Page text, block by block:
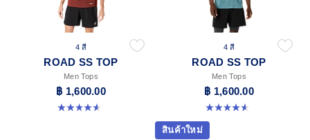
4 สี
ROAD SS TOP
Men Tops
฿ 1,600.00
4.6 จาก 5 ดาว 14 รีวิว
4 สี
ROAD SS TOP
Men Tops
฿ 1,600.00
4.6 จาก 5 ดาว 14 รีวิว
สินค้าใหม่